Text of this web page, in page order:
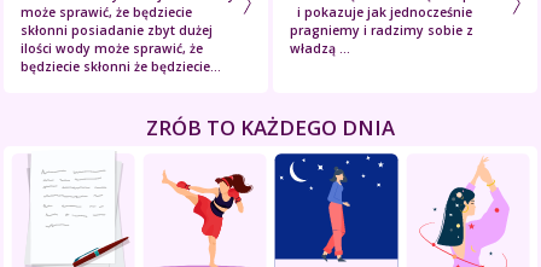
może sprawić, że będziecie
skłonni posiadanie zbyt dużej
ilości wody może sprawić, że
będziecie skłonni że będziecie...
i pokazuje jak jednocześnie
pragniemy i radzimy sobie z
władzą ...
ZRÓB TO KAŻDEGO DNIA